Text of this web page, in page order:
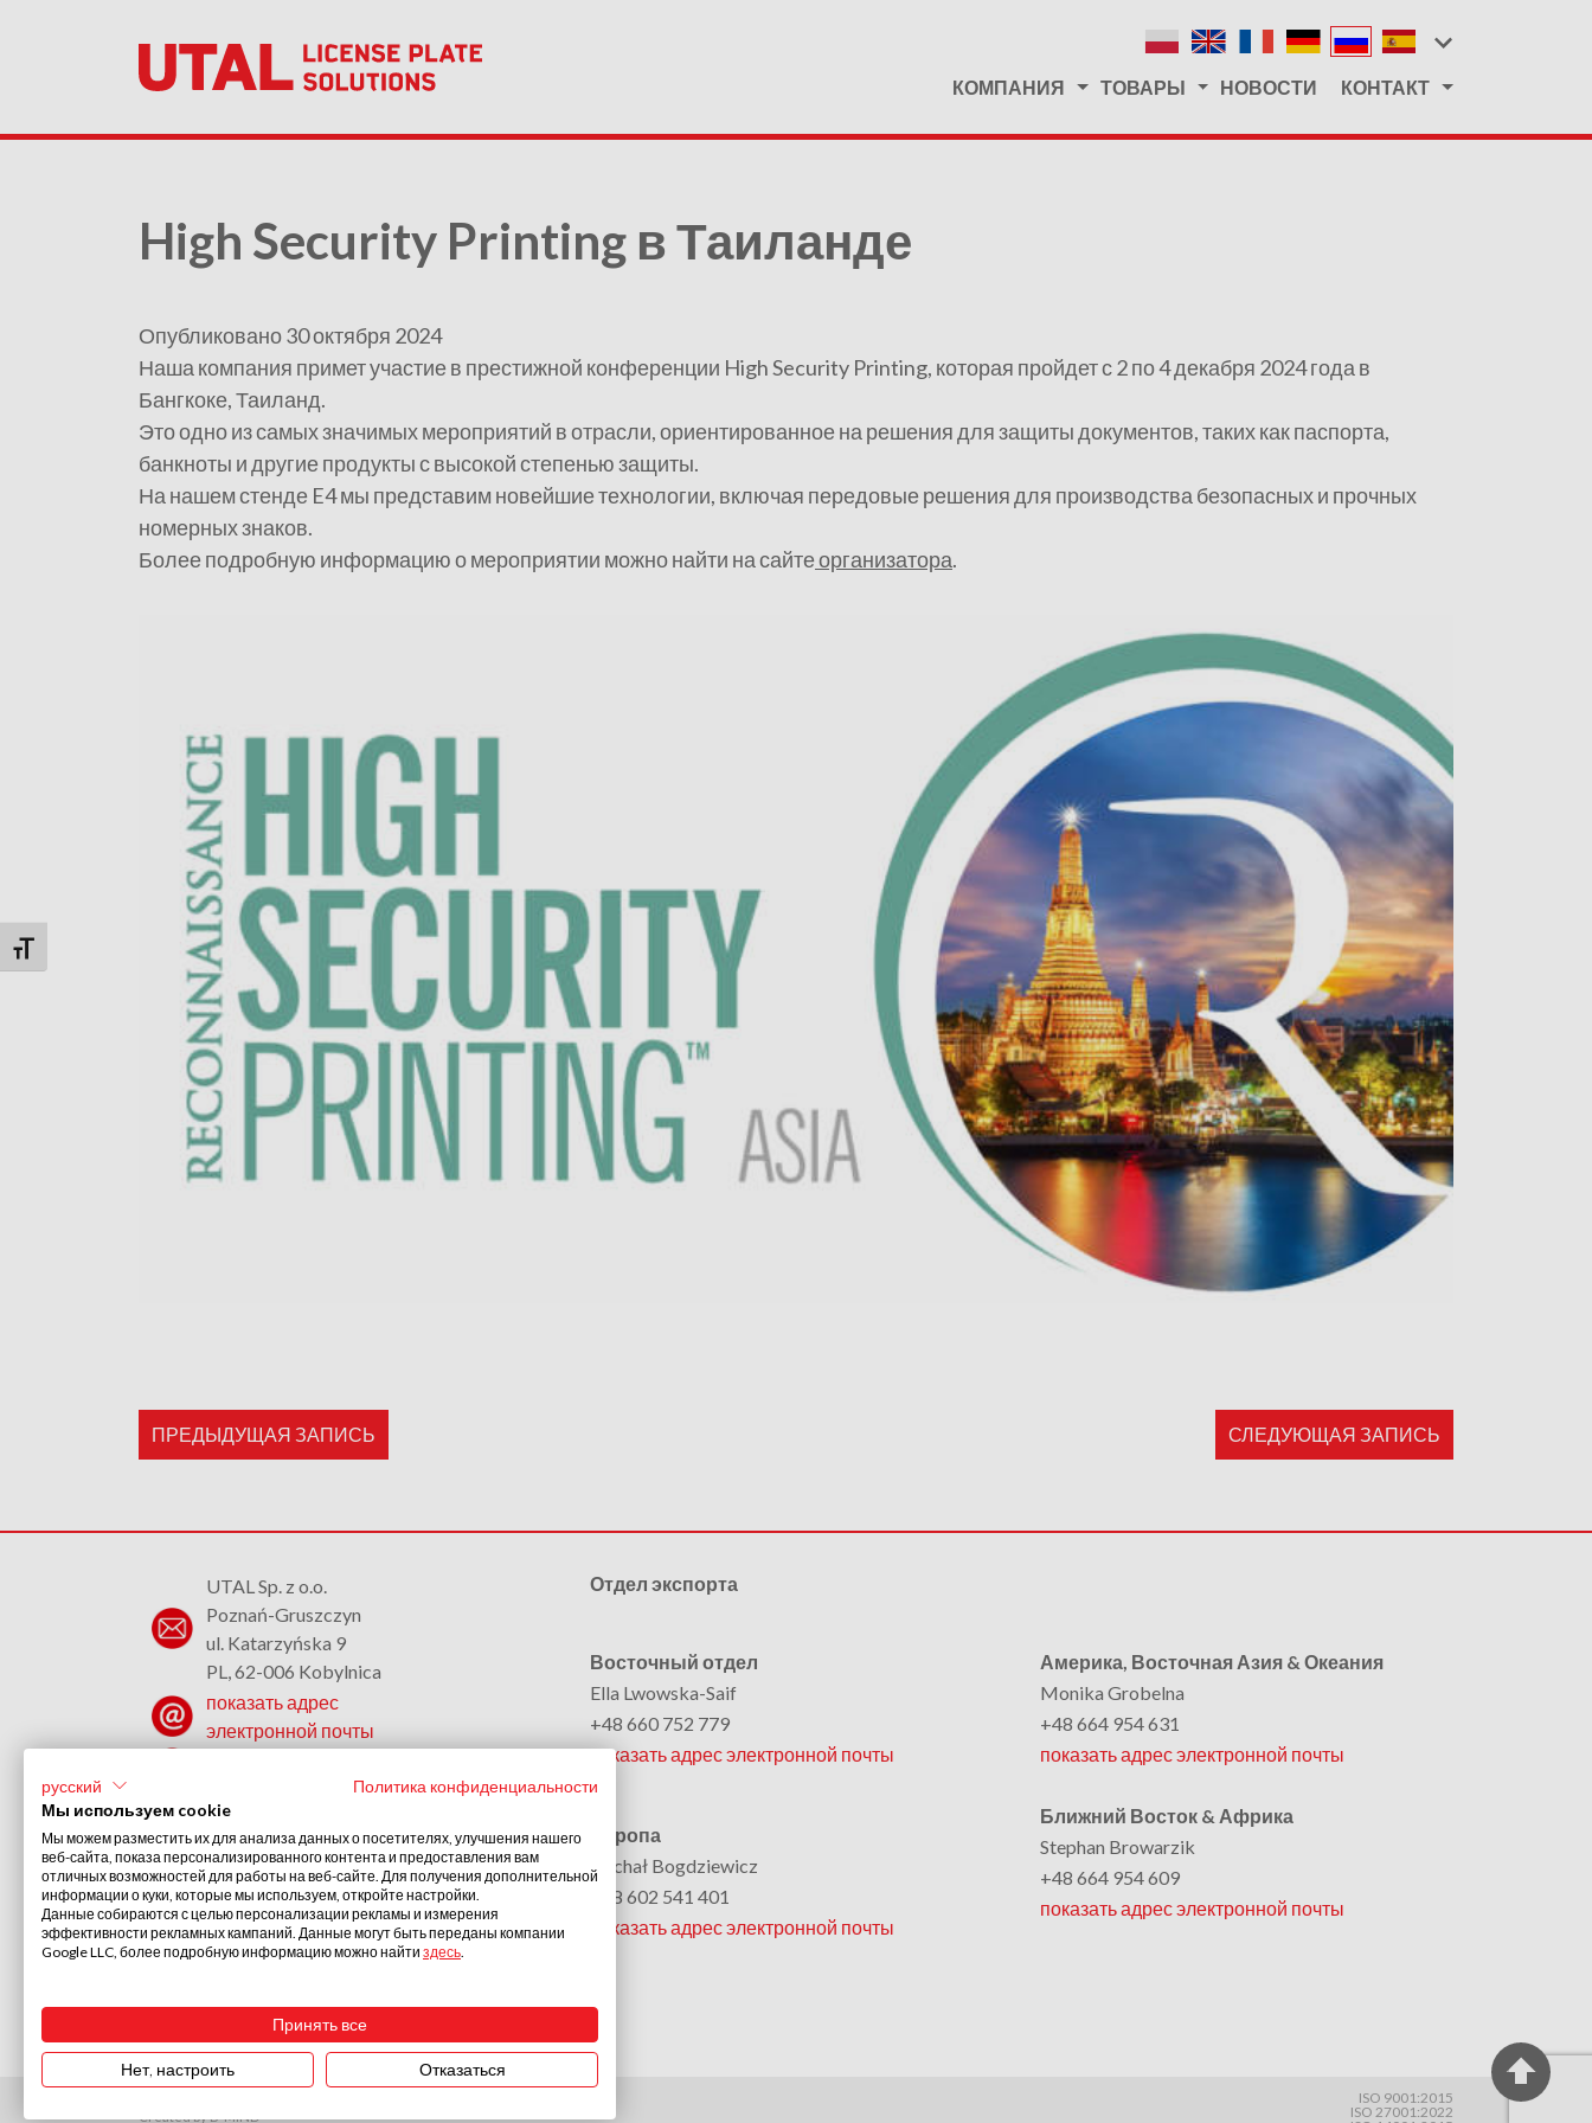
Переключить на увеличенный шрифт
КОМПАНИЯ ТОВАРЫ НОВОСТИ КОНТАКТ
High Security Printing в Таиланде
Опубликовано 30 октября 2024
Наша компания примет участие в престижной конференции High Security Printing, которая пройдет с 2 по 4 декабря 2024 года в
Бангкоке, Таиланд.
Это одно из самых значимых мероприятий в отрасли, ориентированное на решения для защиты документов, таких как паспорта,
банкноты и другие продукты с высокой степенью защиты.
На нашем стенде E4 мы представим новейшие технологии, включая передовые решения для производства безопасных и прочных
номерных знаков.
Более подробную информацию о мероприятии можно найти на сайтеорганизатора.
ПРЕДЫДУЩАЯ ЗАПИСЬ СЛЕДУЮЩАЯ ЗАПИСЬ
UTAL Sp. z o.o.
Poznań-Gruszczyn
ul. Katarzyńska 9
PL, 62-006 Kobylnica
показать адрес
электронной почты
Праздники/выходные
Отдел экспорта
Восточный отдел
Ella Lwowska-Saif
+48 660 752 779
показать адрес электронной почты
Европа
Michał Bogdziewicz
+48 602 541 401
показать адрес электронной почты
Америка, Восточная Азия & Океания
Monika Grobelna
+48 664 954 631
показать адрес электронной почты
Ближний Восток & Африка
Stephan Browarzik
+48 664 954 609
показать адрес электронной почты
Created byB-MIND
ISO 9001:2015
ISO 27001:2022
русский
Политика конфиденциальности
Мы используем cookie
Мы можем разместить их для анализа данных о посетителях, улучшения нашего
веб-сайта, показа персонализированного контента и предоставления вам
отличных возможностей для работы на веб-сайте. Для получения дополнительной
информации о куки, которые мы используем, откройте настройки.
Данные собираются с целью персонализации рекламы и измерения
эффективности рекламных кампаний. Данные могут быть переданы компании
Google LLC, более подробную информацию можно найти здесь.
Принять все
Нет, настроить Отказаться